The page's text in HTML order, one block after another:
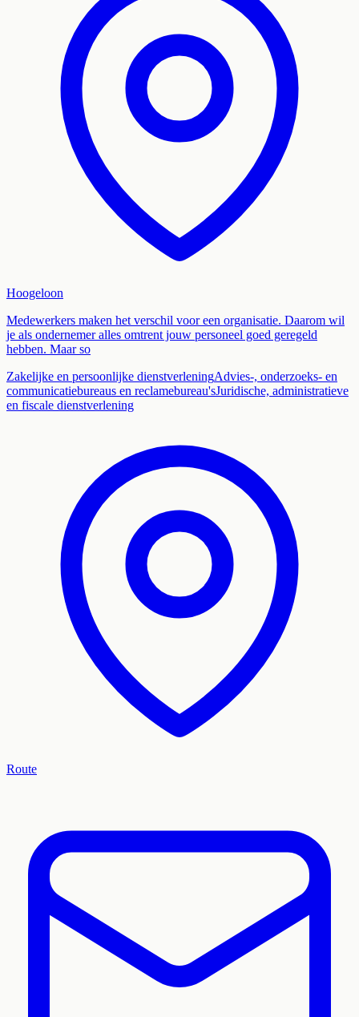
Hoogeloon
Medewerkers maken het verschil voor een organisatie. Daarom wil
je als ondernemer alles omtrent jouw personeel goed geregeld
hebben. Maar so
Zakelijke en persoonlijke dienstverleningAdvies-, onderzoeks- en
communicatiebureaus en reclamebureau'sJuridische, administratieve
en fiscale dienstverlening
Route